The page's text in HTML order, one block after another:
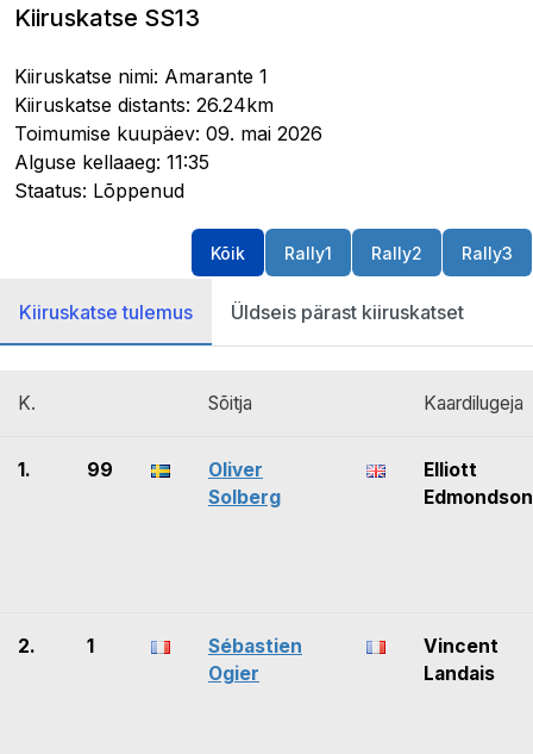
Kiiruskatse SS13
Kiiruskatse nimi: Amarante 1
Kiiruskatse distants: 26.24km
Toimumise kuupäev: 09. mai 2026
Alguse kellaaeg: 11:35
Staatus: Lõppenud
Kõik Rally1 Rally2 Rally3
Kiiruskatse tulemus Üldseis pärast kiiruskatset
K. Sõitja Kaardilugeja
1. 99
Oliver
Solberg
Elliott
Edmondson
2. 1
Sébastien
Ogier
Vincent
Landais